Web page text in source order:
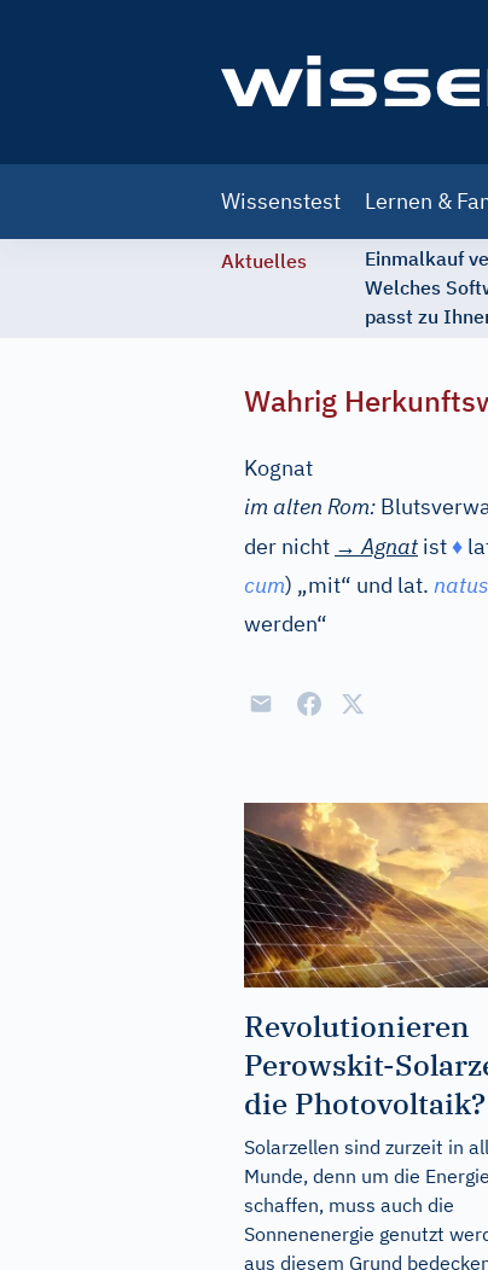
navigation
Wissenstest Lernen &
Aktuelles
Einmalkauf
Welches
passt zu
Wahrig
Kognat
im alten Rom:
der nicht →Agnat ist♦
cum) „mit“ und lat. natus
werden“
Revolutionieren
Perowskit-
die Photovoltaik?
Solarzellen sind zurzeit in
Munde, denn um die
schaffen, muss auch die
Sonnenenergie genutzt
aus diesem Grund